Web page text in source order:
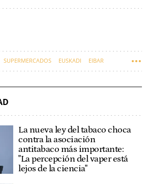
SUPERMERCADOS EUSKADI EIBAR
La nueva ley del tabaco choca
contra la asociación
antitabaco más importante:
"La percepción del vaper está
lejos de la ciencia"